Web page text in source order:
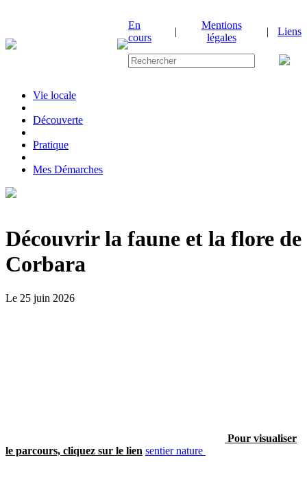
En
cours
|
Mentions
légales
| Liens
Vie locale
|Découverte
|Pratique
|Mes Démarches
Découvrir la faune et la flore de
Corbara
Le 25 juin 2026
Pour visualiser
le parcours, cliquez sur le lien sentier nature